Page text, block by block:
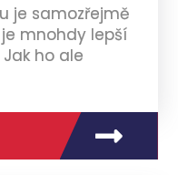
je samozřejmě
mnohdy lepší
ho ale